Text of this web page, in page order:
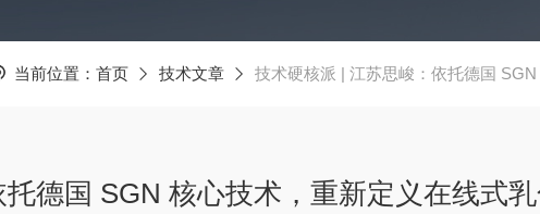
当前位置： 首页 技术文章 技术硬核派 | 江苏思峻：依托德国
德国 SGN 核心技术，重新定义在线式乳